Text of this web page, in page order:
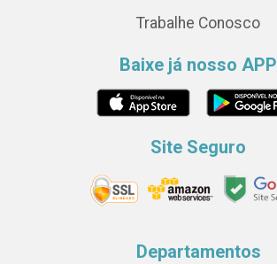
Trabalhe Conosco
Baixe já nosso APP
Site Seguro
Departamentos